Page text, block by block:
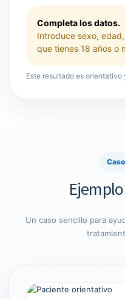
Completa los datos.
Introduce sexo,
que tienes 18 años o
Este resultado es
Un caso sencillo para